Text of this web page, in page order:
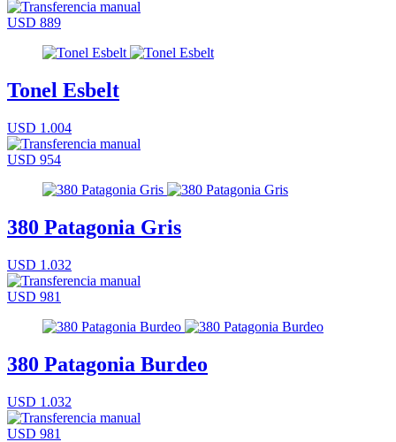
USD 889
Tonel Esbelt
USD 1.004
USD 954
380 Patagonia Gris
USD 1.032
USD 981
380 Patagonia Burdeo
USD 1.032
USD 981